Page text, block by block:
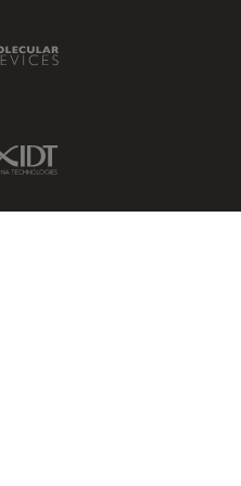
Molecular Devices Link
IDT Link